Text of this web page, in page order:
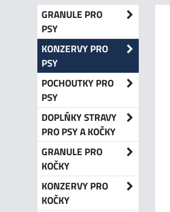
GRANULE PRO
PSY
KONZERVY PRO
PSY
POCHOUTKY PRO
PSY
DOPLŇKY STRAVY
PRO PSY A KOČKY
GRANULE PRO
KOČKY
KONZERVY PRO
KOČKY